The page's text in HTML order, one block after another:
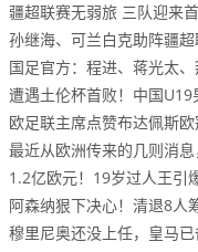
疆超联赛无弱旅 三队迎来
孙继海、可兰白克助阵疆
国足官方：程进、蒋光太
遭遇土伦杯首败！中国U19
欧足联主席点赞布达佩斯
最近从欧洲传来的几则消
1.2亿欧元！19岁过人王引
阿森纳狠下决心！清退8人
穆里尼奥还没上任，皇马